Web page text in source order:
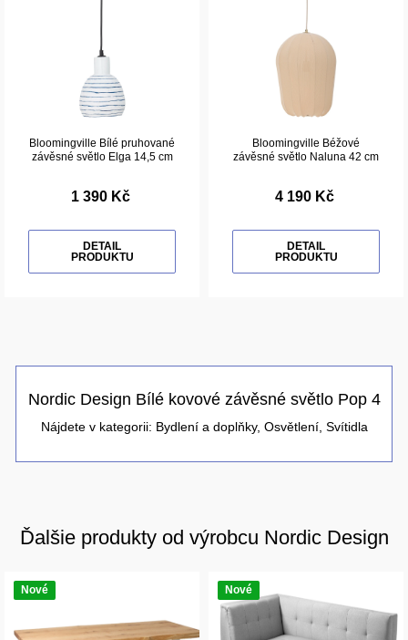
Bloomingville Bílé pruhované
závěsné světlo Elga 14,5 cm
1 390 Kč
DETAIL
PRODUKTU
Bloomingville Béžové
závěsné světlo Naluna 42 cm
4 190 Kč
DETAIL
PRODUKTU
Nordic Design Bílé kovové závěsné světlo Pop 4
Nájdete v kategorii: Bydlení a doplňky, Osvětlení, Svítidla
Ďalšie produkty od výrobcu Nordic Design
Nové Nové